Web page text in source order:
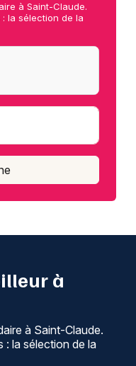
à Saint-Claude.
la sélection de la
à
à Saint-Claude.
: la sélection de la